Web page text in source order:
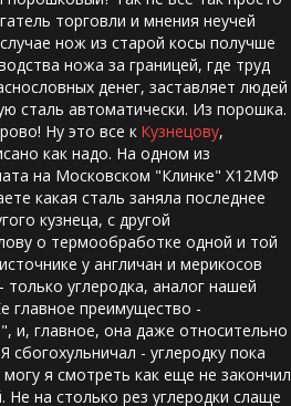
торговли и мнения неучей
нож из старой косы получше
ножа за границей, где труд
денег, заставляет людей
сталь автоматически. Из порошка.
Ну это все к Кузнецову,
как надо. На одном из
на Московском "Клинке" Х12МФ
какая сталь заняла последнее
кузнеца, с другой
о термообработке одной и той
у англичан и мерикосов
углеродка, аналог нашей
главное преимущество -
и, главное, она даже относительно
сбогохульничал - углеродку пока
я смотреть как еще не закончил
на столько рез углеродки слаще